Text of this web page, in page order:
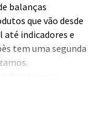
balanças
que vão desde
indicadores e
tem uma segunda
plataformas,